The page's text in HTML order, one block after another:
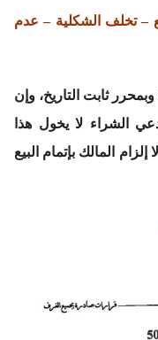
– تخلف الشكلية – عدم
وبمحرر ثابت التاريخ، وإن
الشراء لا يخول هذا
المالك بإتمام البيع